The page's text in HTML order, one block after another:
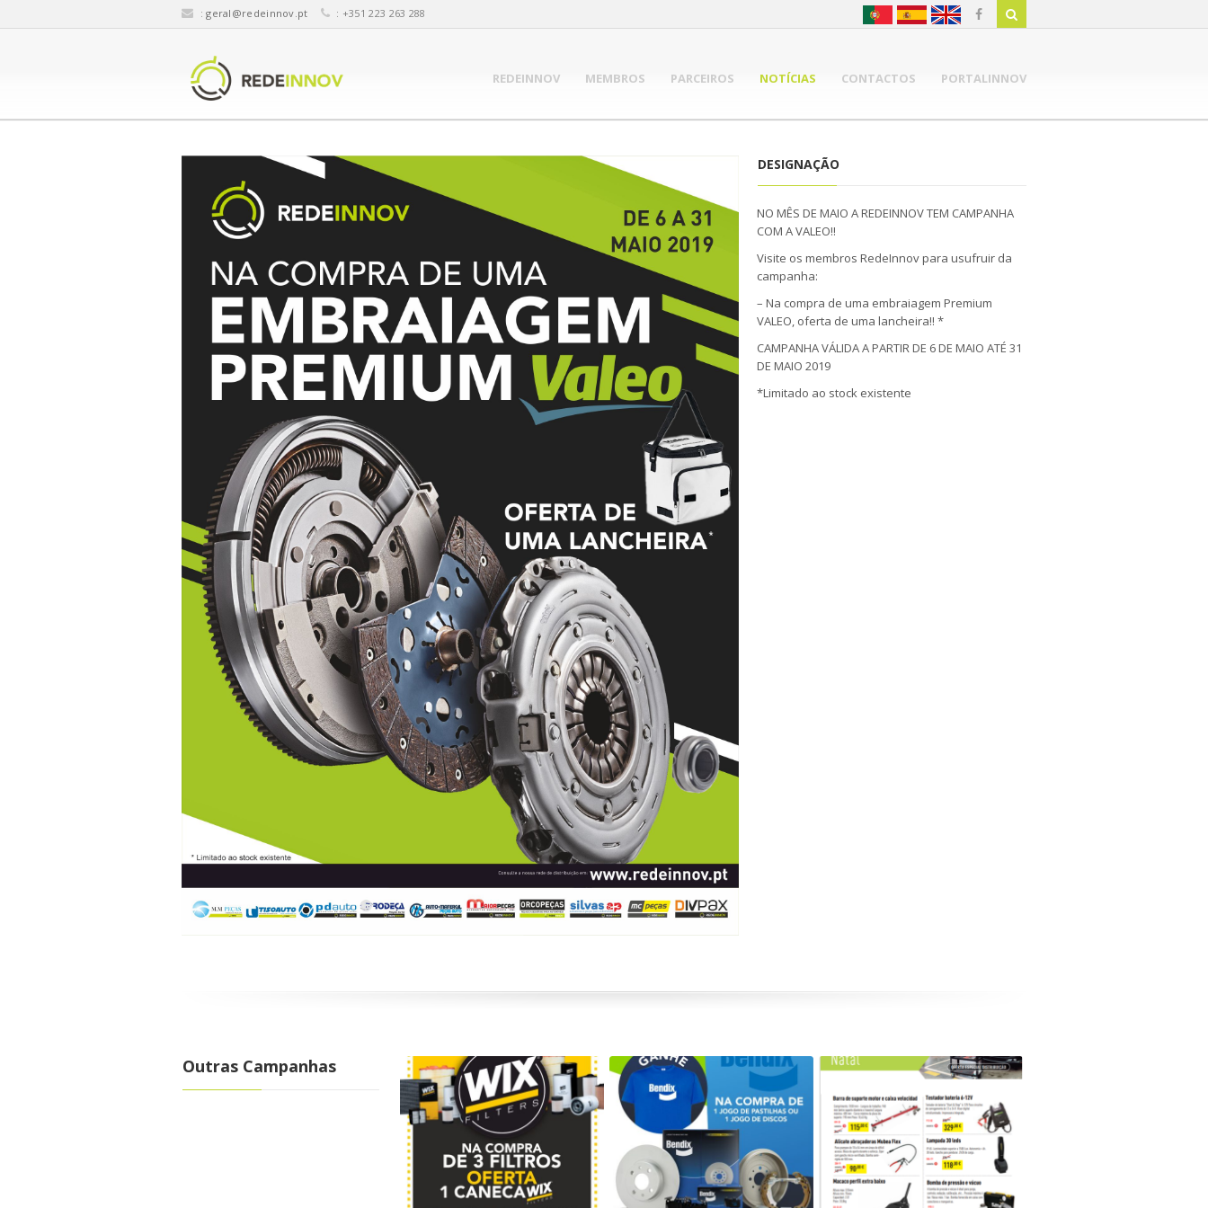
:geral@redeinnov.pt : +351 223 263 288
REDEINNOV MEMBROS PARCEIROS NOTÍCIAS CONTACTOS PORTALINNOV
DESIGNAÇÃO
NO MÊS DE MAIO A REDEINNOV TEM CAMPANHA
COM A VALEO!!
Visite os membros RedeInnov para usufruir da
campanha:
– Na compra de uma embraiagem Premium
VALEO, oferta de uma lancheira!! *
CAMPANHA VÁLIDA A PARTIR DE 6 DE MAIO ATÉ 31
DE MAIO 2019
*Limitado ao stock existente
Outras Campanhas